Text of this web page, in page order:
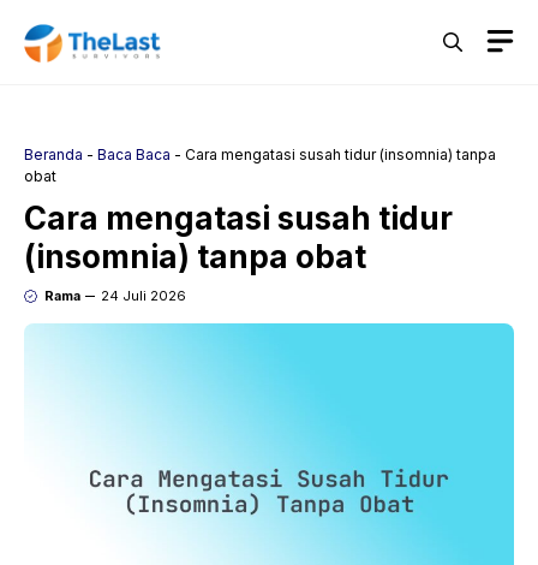
Beranda - Baca Baca - Cara mengatasi susah tidur (insomnia) tanpa
obat
Cara mengatasi susah tidur
(insomnia) tanpa obat
Rama 24 Juli 2026